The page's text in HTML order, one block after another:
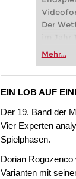
Der
im
Mehr...
EIN LOB AUF
Der 19. Band der
Vier Experten
Spielphasen.
Dorian Rogozenco
Varianten mit